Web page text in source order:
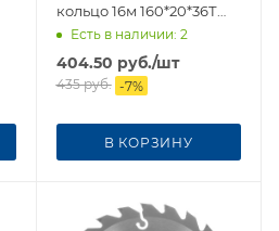
кольцо 16м 160*20*36Т
74-1-161
Есть в наличии: 2
404.50 руб./шт
435руб. -7%
В КОРЗИНУ